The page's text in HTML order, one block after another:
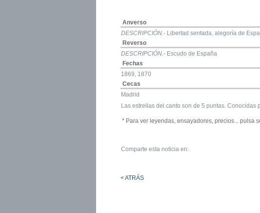
Anverso
DESCRIPCIÓN.- Libertad sentada, alegoría de
Reverso
DESCRIPCIÓN.- Escudo de España
Fechas
1869, 1870
Cecas
Madrid
Las estrellas del canto son de 5 puntas. Conocidas
* Para ver leyendas, ensayadores, precios... pulsa
Comparte esta noticia en:
< ATRÁS